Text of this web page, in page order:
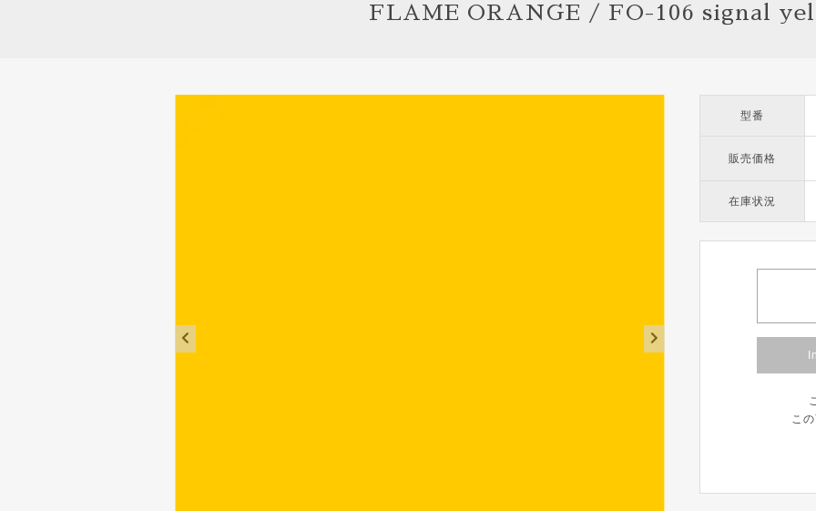
FLAME ORANGE / FO-106 signal
型番
販売価格
在庫状況
こ